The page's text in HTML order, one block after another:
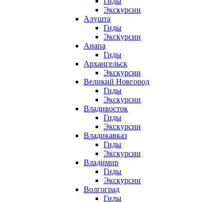
Экскурсии
Алушта
Гиды
Экскурсии
Анапа
Гиды
Архангельск
Экскурсии
Великий Новгород
Гиды
Экскурсии
Владивосток
Гиды
Экскурсии
Владикавказ
Гиды
Экскурсии
Владимир
Гиды
Экскурсии
Волгоград
Гиды